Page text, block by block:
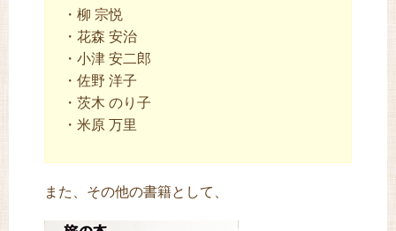
・柳 宗悦
・花森 安治
・小津 安二郎
・佐野 洋子
・茨木 のり子
・米原 万里
また、その他の書籍として、